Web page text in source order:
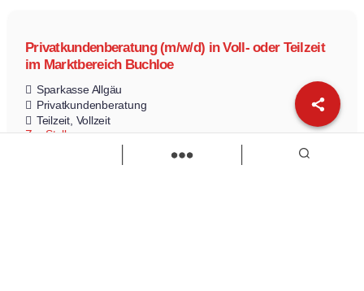
Privatkundenberatung (m/w/d) in Voll- oder Teilzeit
im Marktbereich Buchloe
Sparkasse Allgäu
Privatkundenberatung
Teilzeit Vollzeit
Zur Stelle